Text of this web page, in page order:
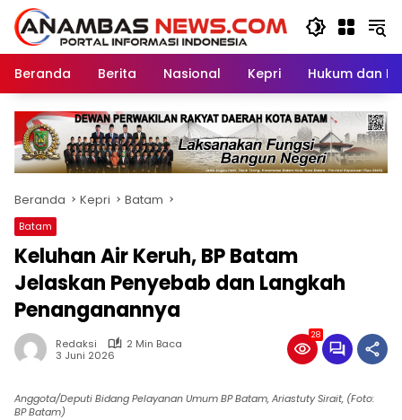
Langsung
konten
Beranda
Berita Nasional Kepri Hukum dan
Beranda Kepri Batam
Batam
Keluhan Air Keruh, BP Batam
Jelaskan Penyebab dan Langkah
Penanganannya
Redaksi
2 Min Baca
3 Juni 2026
28
Anggota/Deputi Bidang Pelayanan Umum BP Batam, Ariastuty Sirait, (Foto:
BP Batam)